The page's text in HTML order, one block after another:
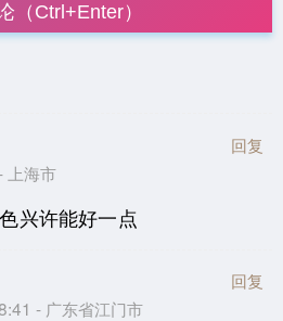
（Ctrl+Enter）
上海市
回复
兴许能好一点
- 广东省江门市
回复